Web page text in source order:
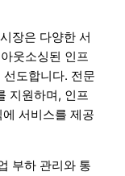
장은 다양한 서
웃소싱된 인프
도합니다. 전문
지원하며, 인프
서비스를 제공
부하 관리와 통